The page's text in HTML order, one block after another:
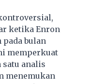
ketika Enron
bulan
memperkuat
satu analis
menemukan